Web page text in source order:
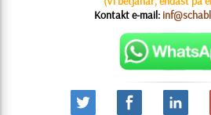
Kontakt e-mail: